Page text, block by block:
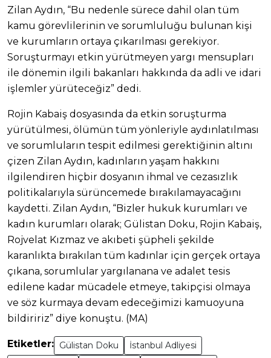
Zilan Aydın, “Bu nedenle sürece dahil olan tüm
kamu görevlilerinin ve sorumluluğu bulunan kişi
ve kurumların ortaya çıkarılması gerekiyor.
Soruşturmayı etkin yürütmeyen yargı mensupları
ile dönemin ilgili bakanları hakkında da adli ve idari
işlemler yürüteceğiz” dedi.
Rojin Kabaiş dosyasında da etkin soruşturma
yürütülmesi, ölümün tüm yönleriyle aydınlatılması
ve sorumluların tespit edilmesi gerektiğinin altını
çizen Zilan Aydın, kadınların yaşam hakkını
ilgilendiren hiçbir dosyanın ihmal ve cezasızlık
politikalarıyla sürüncemede bırakılamayacağını
kaydetti. Zilan Aydın, “Bizler hukuk kurumları ve
kadın kurumları olarak; Gülistan Doku, Rojin Kabaiş,
Rojvelat Kızmaz ve akıbeti şüpheli şekilde
karanlıkta bırakılan tüm kadınlar için gerçek ortaya
çıkana, sorumlular yargılanana ve adalet tesis
edilene kadar mücadele etmeye, takipçisi olmaya
ve söz kurmaya devam edeceğimizi kamuoyuna
bildiririz” diye konuştu. (MA)
Etiketler: Gülistan Doku
İstanbul Adliyesi